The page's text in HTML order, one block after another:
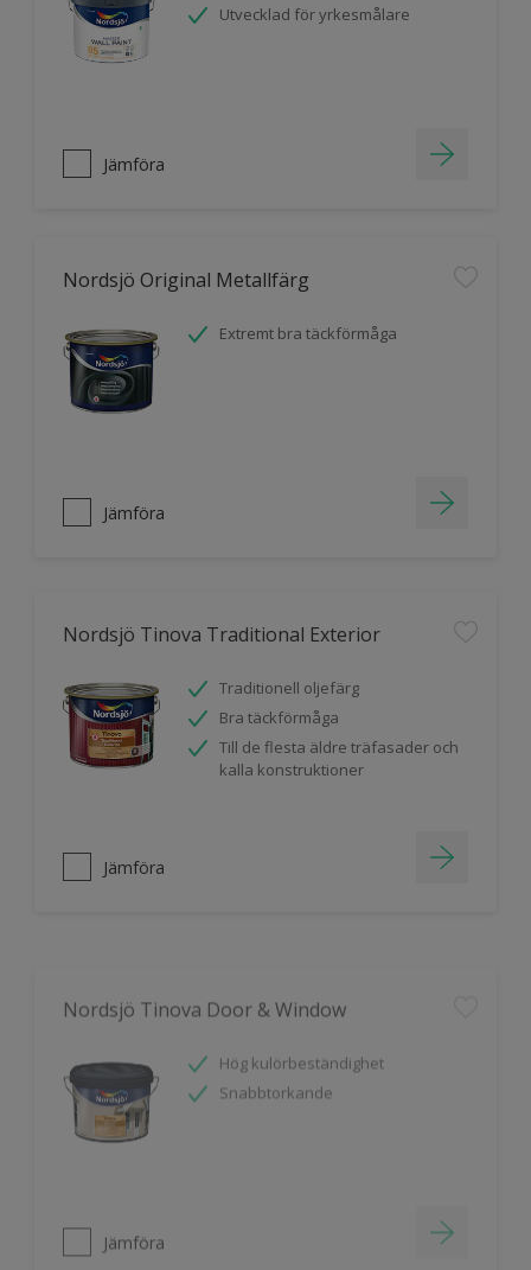
Utvecklad för yrkesmålare
Jämföra
Nordsjö Original Metallfärg
Extremt bra täckförmåga
Jämföra
Nordsjö Tinova Traditional Exterior
Traditionell oljefärg
Bra täckförmåga
Till de flesta äldre träfasader och
kalla konstruktioner
Jämföra
Snabbtorkande